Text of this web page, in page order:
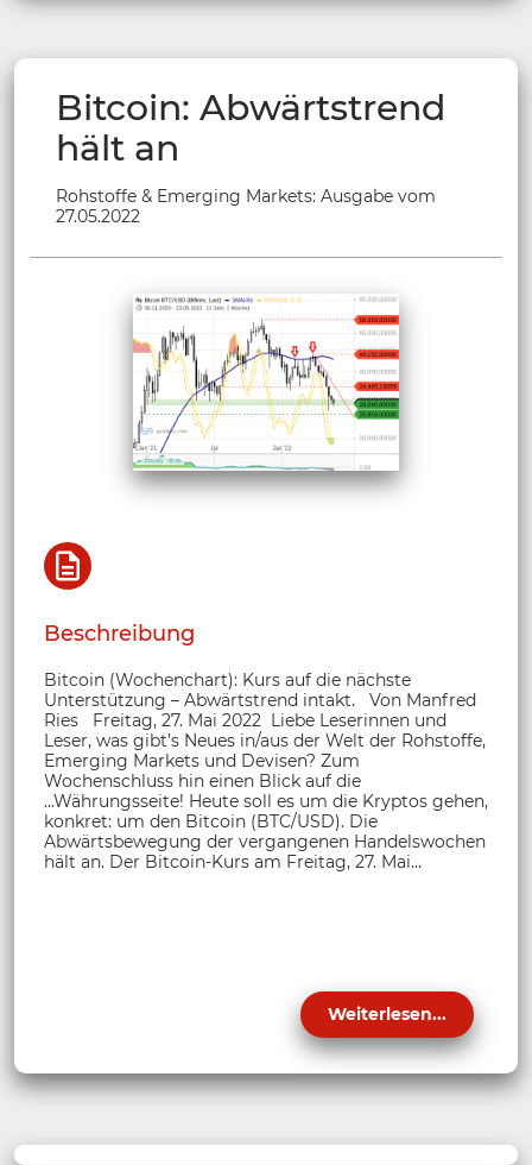
Bitcoin: Abwärtstrend
hält an
Rohstoffe & Emerging Markets: Ausgabe vom
27.05.2022
Beschreibung
Bitcoin (Wochenchart): Kurs auf die nächste
Unterstützung – Abwärtstrend intakt. Von Manfred
Ries Freitag, 27. Mai 2022 Liebe Leserinnen und
Leser, was gibt’s Neues in/aus der Welt der Rohstoffe,
Emerging Markets und Devisen? Zum
Wochenschluss hin einen Blick auf die
...Währungsseite! Heute soll es um die Kryptos gehen,
konkret: um den Bitcoin (BTC/USD). Die
Abwärtsbewegung der vergangenen Handelswochen
hält an. Der Bitcoin-Kurs am Freitag, 27. Mai...
Weiterlesen...